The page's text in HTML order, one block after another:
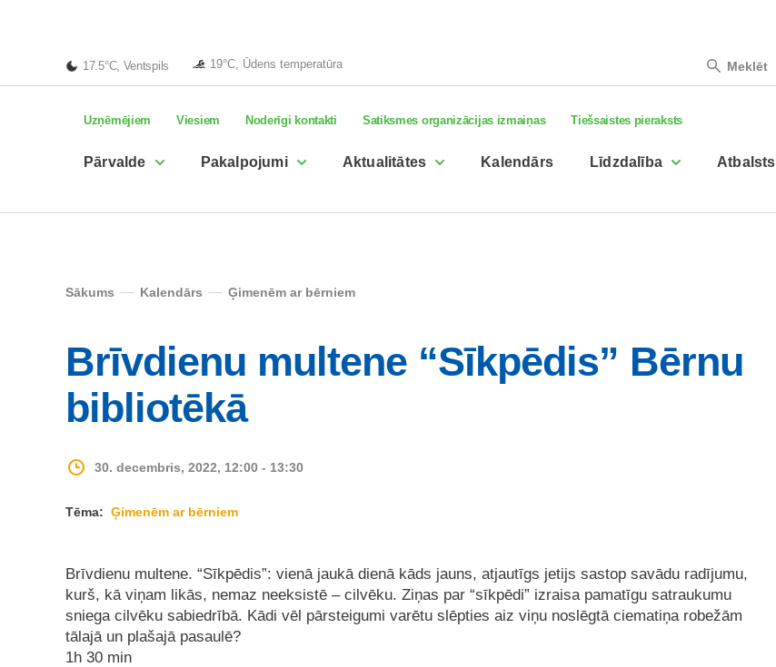
17.5°C, Ventspils 19°C, Ūdens temperatūra Meklēt
Uzņēmējiem Viesiem Noderīgi kontakti Satiksmes organizācijas izmaiņas Tiešsaistes pieraksts
Pārvalde Pakalpojumi Aktualitātes Kalendārs Līdzdalība Atbalsts
Sākums Kalendārs Ģimenēm ar bērniem
Brīvdienu multene “Sīkpēdis” Bērnu
bibliotēkā
30. decembris, 2022, 12:00 - 13:30
Tēma: Ģimenēm ar bērniem
Brīvdienu multene. “Sīkpēdis”: vienā jaukā dienā kāds jauns, atjautīgs jetijs sastop savādu radījumu,
kurš, kā viņam likās, nemaz neeksistē – cilvēku. Ziņas par “sīkpēdi” izraisa pamatīgu satraukumu
sniega cilvēku sabiedrībā. Kādi vēl pārsteigumi varētu slēpties aiz viņu noslēgtā ciematiņa robežām
tālajā un plašajā pasaulē?
1h 30 min